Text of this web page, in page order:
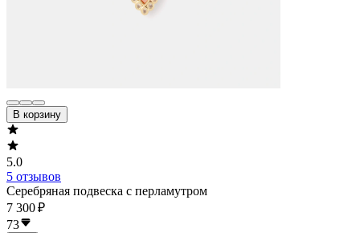
В корзину
5.0
5 отзывов
Серебряная подвеска с перламутром
7 300 ₽
73